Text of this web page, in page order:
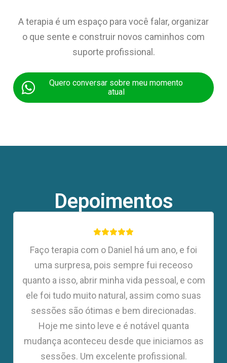
A terapia é um espaço para você falar, organizar
o que sente e construir novos caminhos com
suporte profissional.
Quero conversar sobre meu momento
atual
Depoimentos
Faço terapia com o Daniel há um ano, e foi
uma surpresa, pois sempre fui receoso
quanto a isso, abrir minha vida pessoal, e com
ele foi tudo muito natural, assim como suas
sessões são ótimas e bem direcionadas.
Hoje me sinto leve e é notável quanta
mudança aconteceu desde que iniciamos as
sessões. Um excelente profissional.